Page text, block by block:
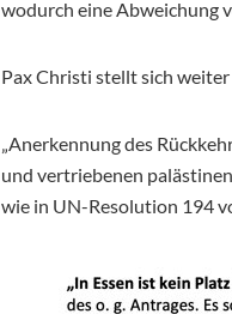
wodurch eine Abweichung
Pax Christi stellt sich
„Anerkennung des
und vertriebenen
wie in UN-Resolution 194